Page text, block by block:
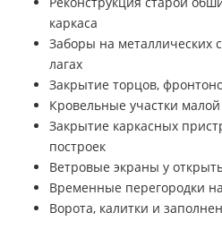
каркаса
Заборы на металлических
лагах
Закрытие торцов,
Кровельные участки
Закрытие каркасных
построек
Ветровые экраны у
Временные перегородки
Ворота, калитки и